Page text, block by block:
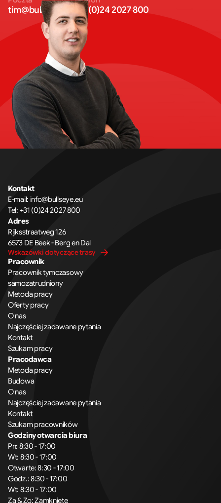
tim@bullseye.eu +31 (0)24 2027 800
Kontakt
E-mail: info@bullseye.eu
Tel: +31 (0)24 2027 800
Adres
Rijksstraatweg 126
6573 DE Beek - Berg en Dal
Wskazówki dotyczące trasy
Pracownik
Pracownik tymczasowy
samozatrudniony
Metoda pracy
Oferty pracy
O nas
Najczęściej zadawane pytania
Kontakt
Szukam pracy
Pracodawca
Metoda pracy
Budowa
O nas
Najczęściej zadawane pytania
Kontakt
Szukam pracowników
Godziny otwarcia biura
Pn: 8:30 - 17:00
Wt: 8:30 - 17:00
Otwarte: 8:30 - 17:00
Godz.: 8:30 - 17:00
Wt: 8:30 - 17:00
Za & Zo: Zamknięte